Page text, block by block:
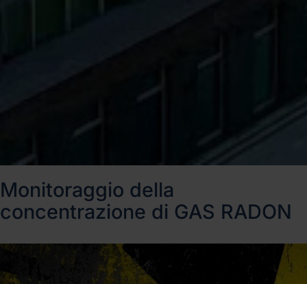
Monitoraggio della
concentrazione di GAS RADON